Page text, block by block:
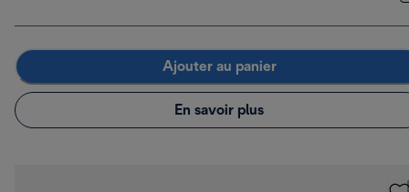
Ajouter au panier
En savoir plus